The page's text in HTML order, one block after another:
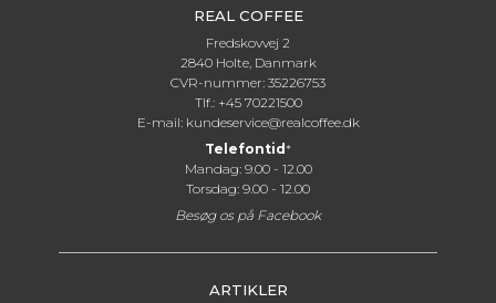
REAL COFFEE
Fredskovvej 2
2840 Holte, Danmark
CVR-nummer: 35226753
Tlf.: +45 70221500
E-mail: kundeservice@realcoffee.dk
Telefontid *
Mandag: 9.00 - 12.00
Torsdag: 9.00 - 12.00
Besøg os på Facebook
ARTIKLER